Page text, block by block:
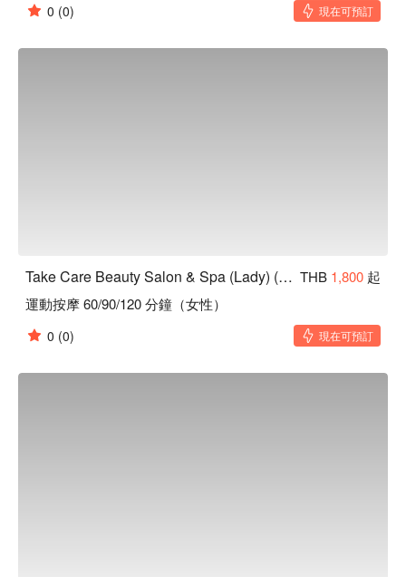
0 (0) 現在可預訂
Take Care Beauty Salon & Spa (Lady) (Sukhumvit 35) THB 1,800 起
運動按摩 60/90/120 分鐘（女性）
0 (0) 現在可預訂